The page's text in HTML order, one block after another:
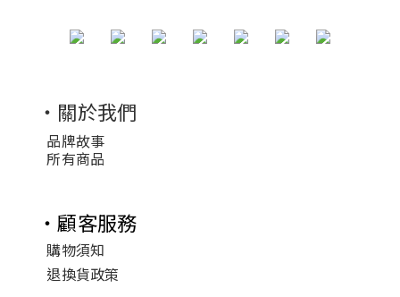
・關於我們
品牌故事
所有商品
・顧客服務
購物須知
退換貨政策